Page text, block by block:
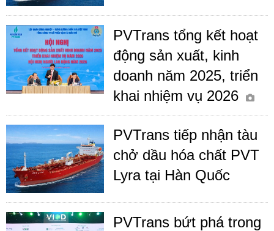
PVTrans tổng kết hoạt
động sản xuất, kinh
doanh năm 2025, triển
khai nhiệm vụ 2026
PVTrans tiếp nhận tàu
chở dầu hóa chất PVT
Lyra tại Hàn Quốc
PVTrans bứt phá trong